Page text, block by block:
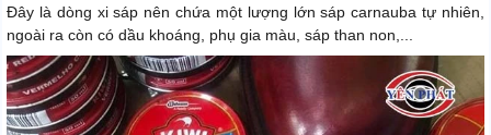
Đây là dòng xi sáp nên chứa một lượng lớn sáp carnauba tự nhiên,
ngoài ra còn có dầu khoáng, phụ gia màu, sáp than non,...